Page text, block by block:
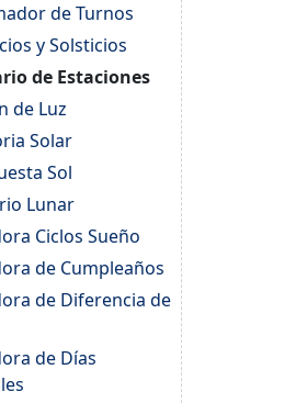
de Turnos
y Solsticios
de Estaciones
de Luz
Solar
Sol
Lunar
Ciclos Sueño
de Cumpleaños
de Diferencia de
de Días